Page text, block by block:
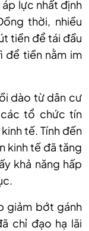
lực nhất định
thời, nhiều
tiền để tái đầu
để tiền nằm im
dào từ dân cư
tổ chức tín
tế. Tính đến
kinh tế đã tăng
khả năng hấp
giảm bớt gánh
chỉ đạo hạ lãi